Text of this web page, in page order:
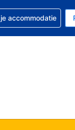
EURis Nederlands
reservering
accommodatie